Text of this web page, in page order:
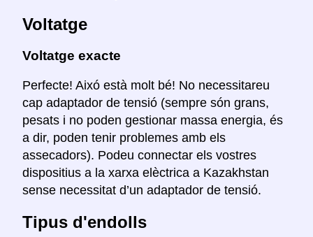
Voltatge
Voltatge exacte
Perfecte! Aixó està molt bé! No necessitareu
cap adaptador de tensió (sempre són grans,
pesats i no poden gestionar massa energia, és
a dir, poden tenir problemes amb els
assecadors). Podeu connectar els vostres
dispositius a la xarxa elèctrica a Kazakhstan
sense necessitat d’un adaptador de tensió.
Tipus d'endolls